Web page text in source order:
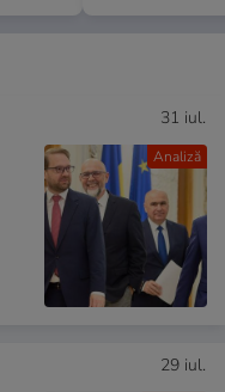
Analiză
31 iul.
29 iul.